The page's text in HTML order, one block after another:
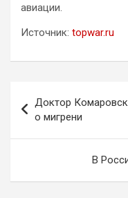
авиации.
Источник: topwar.ru
по
записям
Доктор
о мигрени
В